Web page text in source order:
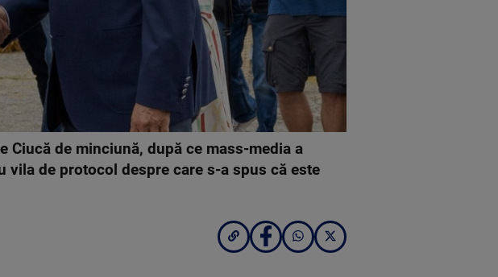
Ciucă de minciună, după ce mass-media a
de protocol despre care s-a spus că este